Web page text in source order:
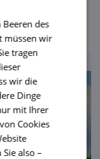
des
müssen wir
tragen
wir die
Dinge
mit Ihrer
Cookies
also –